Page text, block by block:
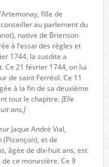
fille de
au parlement du
native de Brienson
à l’essai des règles et
1744, la susdite a
Ce 21 février 1744, on lui
de saint Ferréol. Ce 11
à la fin de sa deuxième
tout le chapitre.[Elle
ans.]
Jaque André Vial,
et de
âgée de dix-huit ans, est
ce monastère. Ce 9